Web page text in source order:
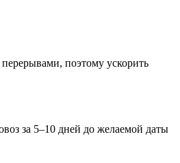
поэтому ускорить
за 5–10 дней до желаемой даты